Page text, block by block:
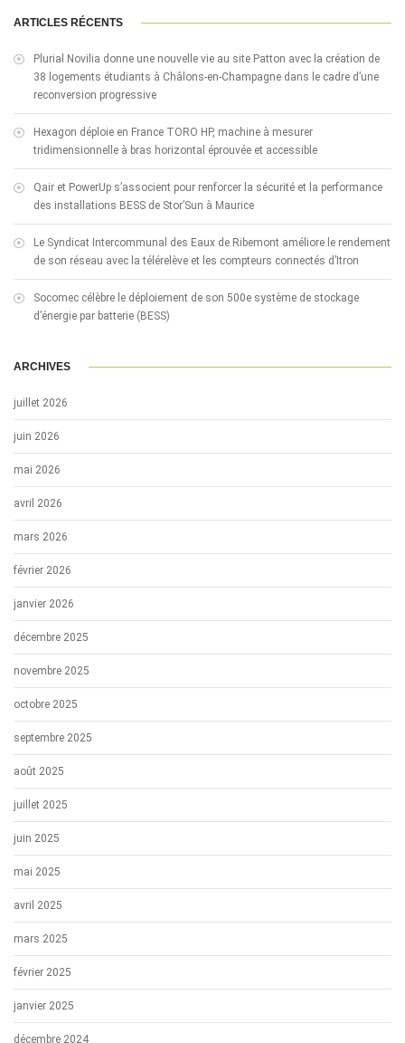
ARTICLES RÉCENTS
Plurial Novilia donne une nouvelle vie au site Patton avec la création de
38 logements étudiants à Châlons-en-Champagne dans le cadre d’une
reconversion progressive
Hexagon déploie en France TORO HP, machine à mesurer
tridimensionnelle à bras horizontal éprouvée et accessible
Qair et PowerUp s’associent pour renforcer la sécurité et la performance
des installations BESS de Stor’Sun à Maurice
Le Syndicat Intercommunal des Eaux de Ribemont améliore le rendement
de son réseau avec la télérelève et les compteurs connectés d’Itron
Socomec célèbre le déploiement de son 500e système de stockage
d’énergie par batterie (BESS)
ARCHIVES
juillet 2026
juin 2026
mai 2026
avril 2026
mars 2026
février 2026
janvier 2026
décembre 2025
novembre 2025
octobre 2025
septembre 2025
août 2025
juillet 2025
juin 2025
mai 2025
avril 2025
mars 2025
février 2025
janvier 2025
décembre 2024